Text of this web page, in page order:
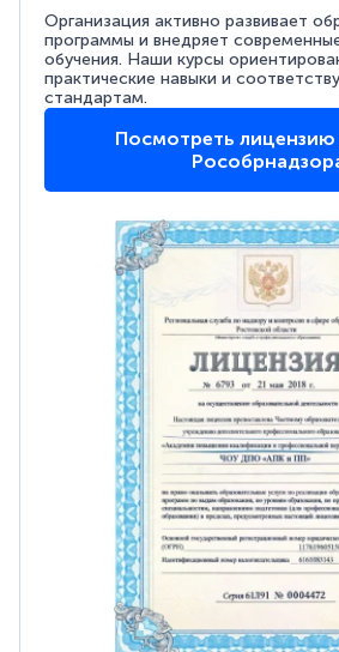
Организация активно развивает
программы и внедряет
обучения. Наши курсы
практические навыки и
стандартам.
Посмотреть лицензию